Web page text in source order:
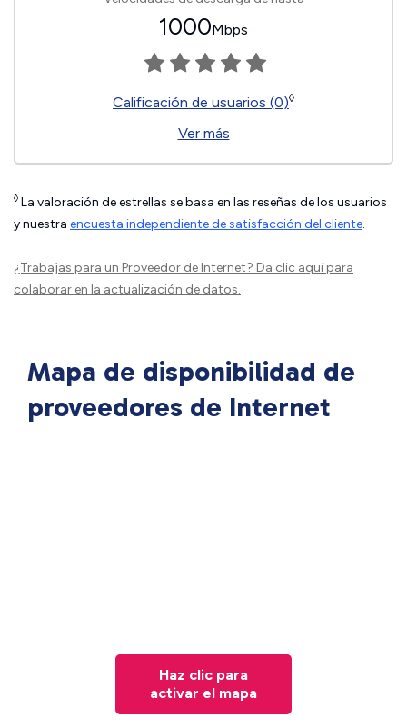
1000Mbps
Calificación de usuarios (0)◊
Ver más
◊ La valoración de estrellas se basa en las reseñas de los usuarios
y nuestra encuesta independiente de satisfacción del cliente.
¿Trabajas para un Proveedor de Internet? Da clic aquípara
colaborar en la actualización de datos.
Mapa de disponibilidad de
proveedores de Internet
Haz clic para
activar el mapa